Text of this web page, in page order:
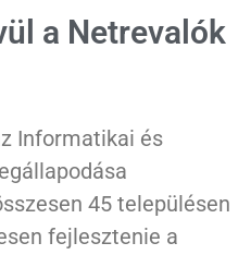
a Netrevalók
Informatikai és
45 településen
fejlesztenie a